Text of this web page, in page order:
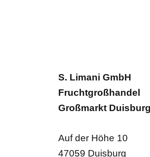
S. Limani GmbH
Fruchtgroßhandel
Großmarkt Duisburg
Auf der Höhe 10
47059 Duisburg